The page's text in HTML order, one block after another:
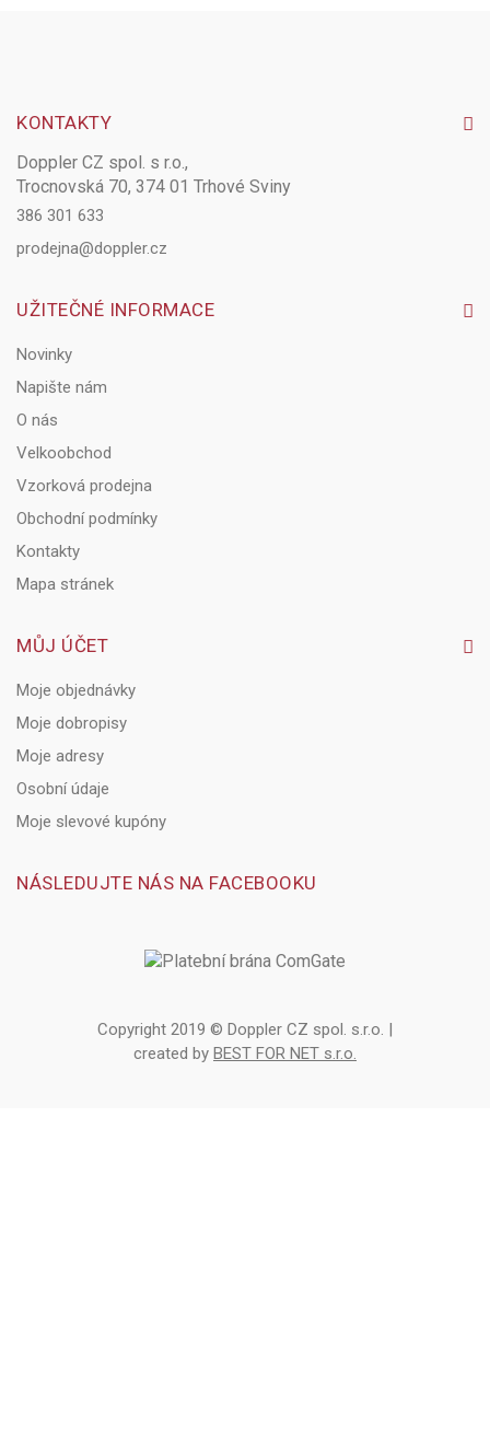
KONTAKTY
Doppler CZ spol. s r.o.,
Trocnovská 70, 374 01 Trhové Sviny
386 301 633
prodejna@doppler.cz
UŽITEČNÉ INFORMACE
Novinky
Napište nám
O nás
Velkoobchod
Vzorková prodejna
Obchodní podmínky
Kontakty
Mapa stránek
MŮJ ÚČET
Moje objednávky
Moje dobropisy
Moje adresy
Osobní údaje
Moje slevové kupóny
NÁSLEDUJTE NÁS NA FACEBOOKU
Copyright 2019 © Doppler CZ spol. s.r.o. |
created by BEST FOR NET s.r.o.